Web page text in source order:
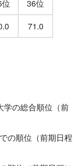
36位
71.0
の総合順位（前
の順位（前期日程